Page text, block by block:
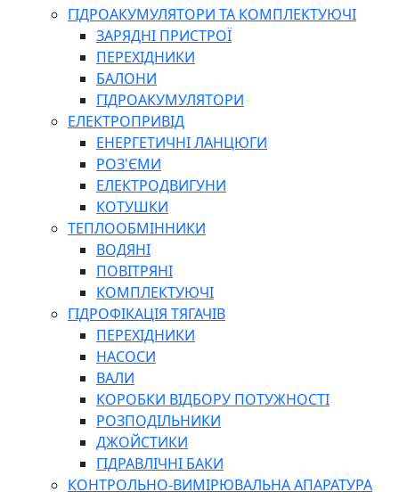
ГІДРОАКУМУЛЯТОРИ ТА КОМПЛЕКТУЮЧІ
ЗАРЯДНІ ПРИСТРОЇ
ПЕРЕХІДНИКИ
БАЛОНИ
ГІДРОАКУМУЛЯТОРИ
ЕЛЕКТРОПРИВІД
ЕНЕРГЕТИЧНІ ЛАНЦЮГИ
РОЗ'ЄМИ
ЕЛЕКТРОДВИГУНИ
КОТУШКИ
ТЕПЛООБМІННИКИ
ВОДЯНІ
ПОВІТРЯНІ
КОМПЛЕКТУЮЧІ
ГІДРОФІКАЦІЯ ТЯГАЧІВ
ПЕРЕХІДНИКИ
НАСОСИ
ВАЛИ
КОРОБКИ ВІДБОРУ ПОТУЖНОСТІ
РОЗПОДІЛЬНИКИ
ДЖОЙСТИКИ
ГІДРАВЛІЧНІ БАКИ
КОНТРОЛЬНО-ВИМІРЮВАЛЬНА АПАРАТУРА